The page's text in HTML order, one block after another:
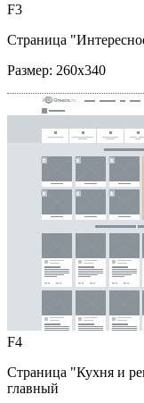
F3
Страница
Размер: 260x340
F4
Страница "Кухня и
главный